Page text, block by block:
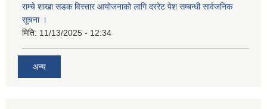
राम्चे शाखा सडक विस्तार आयोजनाको लागि दररेट पेश सम्बन्धी सार्वजनिक
सूचना ।
मिति: 11/13/2025 - 12:34
अन्य